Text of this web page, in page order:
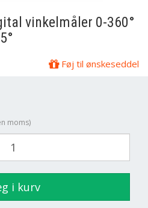
vinkelmåler 0-360°
Føj til ønskeseddel
moms)
i kurv